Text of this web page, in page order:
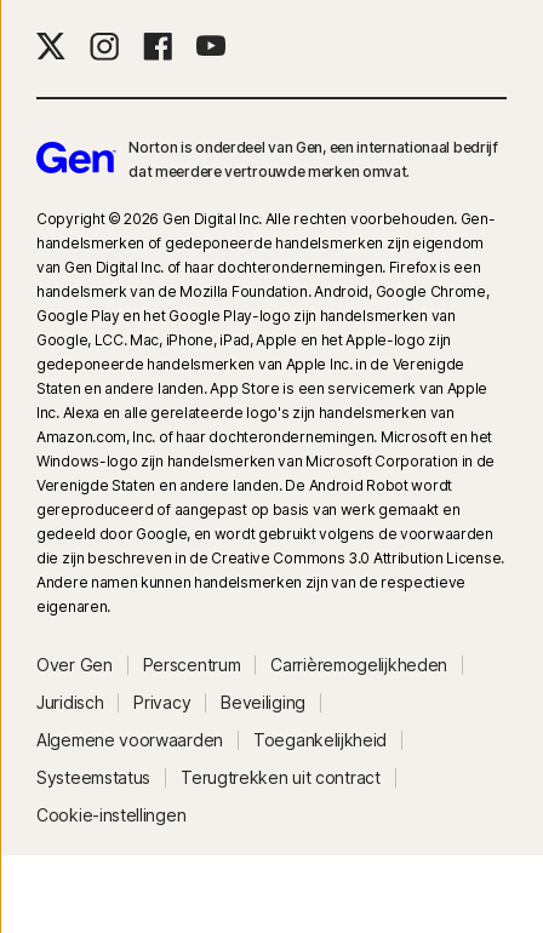
Norton is onderdeel van Gen, een internationaal bedrijf
dat meerdere vertrouwde merken omvat.
Copyright © 2026 Gen Digital Inc. Alle rechten voorbehouden. Gen-
handelsmerken of gedeponeerde handelsmerken zijn eigendom
van Gen Digital Inc. of haar dochterondernemingen. Firefox is een
handelsmerk van de Mozilla Foundation. Android, Google Chrome,
Google Play en het Google Play-logo zijn handelsmerken van
Google, LCC. Mac, iPhone, iPad, Apple en het Apple-logo zijn
gedeponeerde handelsmerken van Apple Inc. in de Verenigde
Staten en andere landen. App Store is een servicemerk van Apple
Inc. Alexa en alle gerelateerde logo's zijn handelsmerken van
Amazon.com, Inc. of haar dochterondernemingen. Microsoft en het
Windows-logo zijn handelsmerken van Microsoft Corporation in de
Verenigde Staten en andere landen. De Android Robot wordt
gereproduceerd of aangepast op basis van werk gemaakt en
gedeeld door Google, en wordt gebruikt volgens de voorwaarden
die zijn beschreven in de Creative Commons 3.0 Attribution License.
Andere namen kunnen handelsmerken zijn van de respectieve
eigenaren.
Over Gen Perscentrum
Carrièremogelijkheden
Juridisch
Privacy
Beveiliging
Algemene voorwaarden
Toegankelijkheid
Systeemstatus
Terugtrekken uit contract
Cookie-instellingen